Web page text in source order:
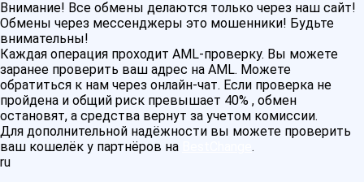
Внимание! Все обмены делаются только через наш сайт!
Обмены через мессенджеры это мошенники! Будьте
внимательны!
Каждая операция проходит AML-проверку. Вы можете
заранее проверить ваш адрес на AML. Можете
обратиться к нам через онлайн-чат. Если проверка не
пройдена и общий риск превышает 40% , обмен
остановят, а средства вернут за учетом комиссии.
Для дополнительной надёжности вы можете проверить
ваш кошелёк у партнёров на
.
ru